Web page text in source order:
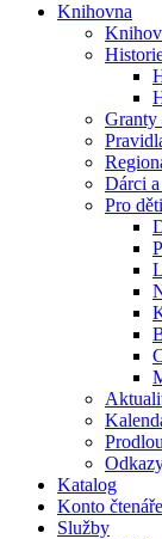
Knihovna
Granty
Dárci
Pro děti
Katalog
Konto čtenáře
Služby